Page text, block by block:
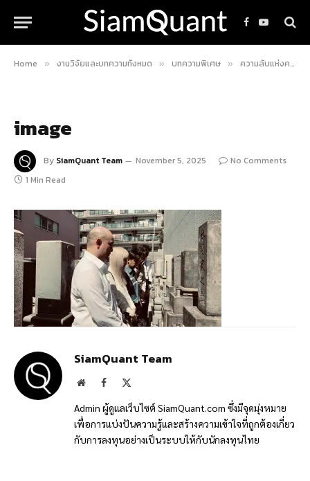
Facebook
YouTube
Home » งานวิจัยและบทความทั้งหมด » บทความพิเศษ » ความลับแห่งความมั่งคั่งจากคัมภีร์ “น้ำพุแห่งเงินตรา” ของ ฮอมมะ มุเนฮิสะ เทพเจ้าแห่งการเก็งกำไร ผู้คิดค้นกราฟแท่งเทียน Candle Stick Chart (พร้อมพูดคุยสนทนากับ Homma AI Chatbot 💬)
image
By SiamQuant Team November 5, 2025
No Comments
1 Min Read
SiamQuant Team
WebsiteFacebook
Admin ผู้ดูแลเว็บไซต์ SiamQuant.com ซึ่งมีจุดมุ่งหมาย
เพื่อการแบ่งปันความรู้และสร้างความเข้าใจที่ถูกต้องเกี่ยว
กับการลงทุนอย่างเป็นระบบให้กับนักลงทุนไทย